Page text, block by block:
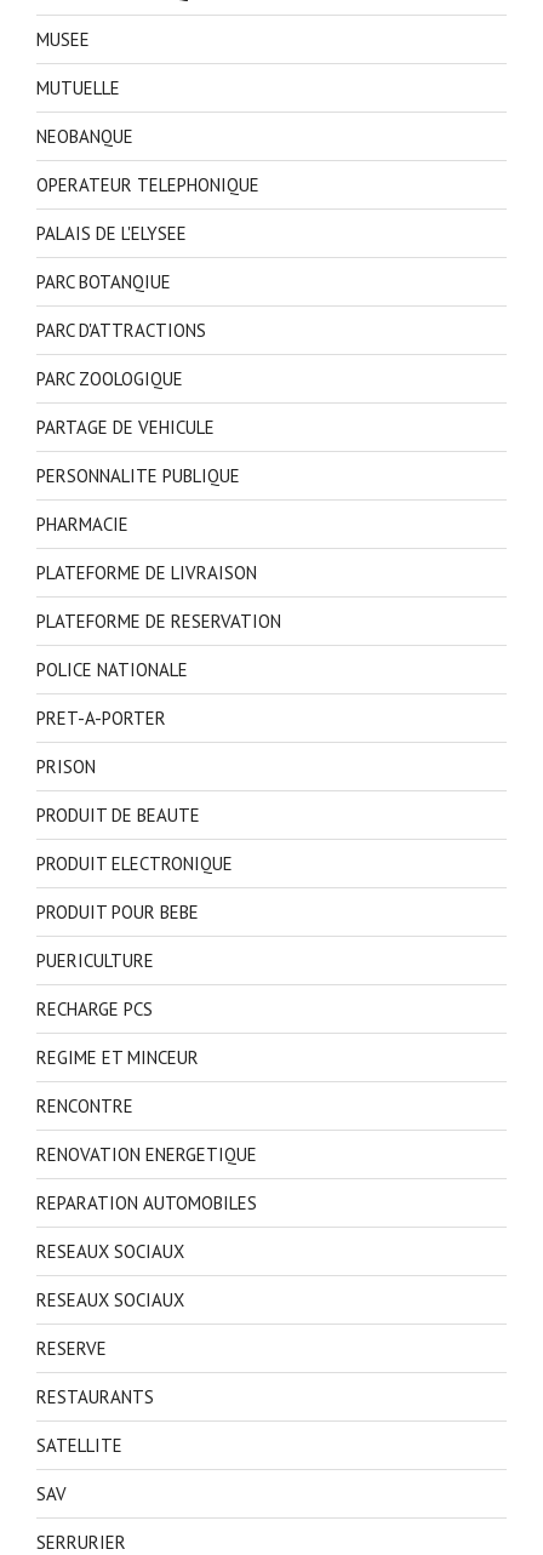
MUSEE
MUTUELLE
NEOBANQUE
OPERATEUR TELEPHONIQUE
PALAIS DE L'ELYSEE
PARC BOTANQIUE
PARC D'ATTRACTIONS
PARC ZOOLOGIQUE
PARTAGE DE VEHICULE
PERSONNALITE PUBLIQUE
PHARMACIE
PLATEFORME DE LIVRAISON
PLATEFORME DE RESERVATION
POLICE NATIONALE
PRET-A-PORTER
PRISON
PRODUIT DE BEAUTE
PRODUIT ELECTRONIQUE
PRODUIT POUR BEBE
PUERICULTURE
RECHARGE PCS
REGIME ET MINCEUR
RENCONTRE
RENOVATION ENERGETIQUE
REPARATION AUTOMOBILES
RESEAUX SOCIAUX
RESEAUX SOCIAUX
RESERVE
RESTAURANTS
SATELLITE
SAV
SERRURIER